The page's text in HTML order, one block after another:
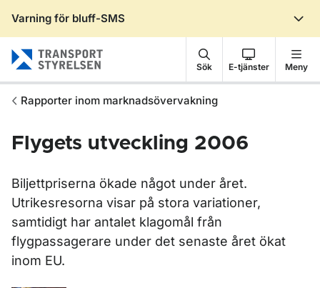
Varning för bluff-SMS
Sök E-tjänster Meny
Rapporter inom marknadsövervakning
Flygets utveckling 2006
Biljettpriserna ökade något under året.
Utrikesresorna visar på stora variationer,
samtidigt har antalet klagomål från
flygpassagerare under det senaste året ökat
inom EU.